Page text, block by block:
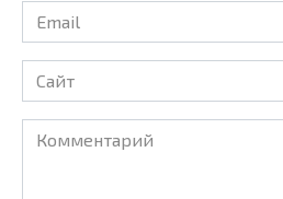
Email
*
Сайт
Комментарий